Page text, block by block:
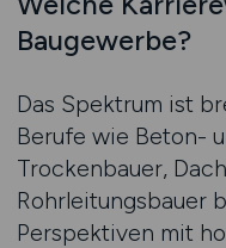
Baugewerbe?
Das Spektrum ist
Berufe wie Beton-
Trockenbauer,
Rohrleitungsbauer
Perspektiven mit